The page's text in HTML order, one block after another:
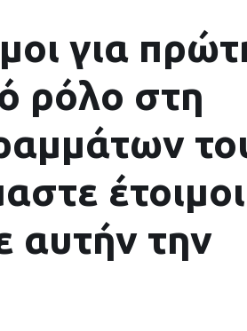
για
ρόλο στη
έτοιμοι
αυτήν την